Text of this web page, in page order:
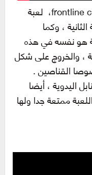
إصدار جديد من سلسلة frontline commando، لعبة
، وكما
هو نفسه في هذه
، والخروج على شكل
القناصين .
اليدوية ، أيضا
ممتعة جدا ولها